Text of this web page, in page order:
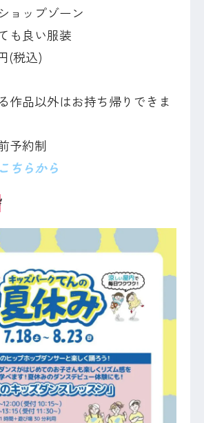
ョップゾーン
も良い服装
(税込)
作品以外はお持ち帰りできま
予約制
ちらから